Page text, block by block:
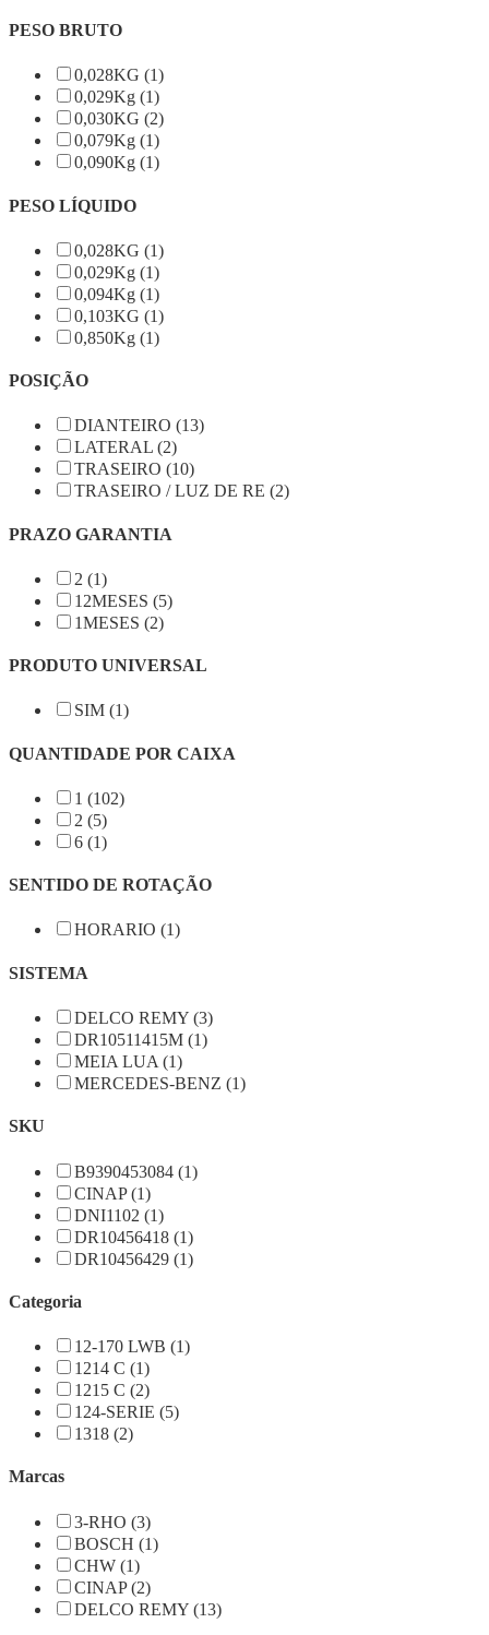
PESO BRUTO
0,028KG (1)
0,029Kg (1)
0,030KG (2)
0,079Kg (1)
0,090Kg (1)
PESO LÍQUIDO
0,028KG (1)
0,029Kg (1)
0,094Kg (1)
0,103KG (1)
0,850Kg (1)
POSIÇÃO
DIANTEIRO (13)
LATERAL (2)
TRASEIRO (10)
TRASEIRO / LUZ DE RE (2)
PRAZO GARANTIA
2 (1)
12MESES (5)
1MESES (2)
PRODUTO UNIVERSAL
SIM (1)
QUANTIDADE POR CAIXA
1 (102)
2 (5)
6 (1)
SENTIDO DE ROTAÇÃO
HORARIO (1)
SISTEMA
DELCO REMY (3)
DR10511415M (1)
MEIA LUA (1)
MERCEDES-BENZ (1)
SKU
B9390453084 (1)
CINAP (1)
DNI1102 (1)
DR10456418 (1)
DR10456429 (1)
Categoria
12-170 LWB (1)
1214 C (1)
1215 C (2)
124-SERIE (5)
1318 (2)
Marcas
3-RHO (3)
BOSCH (1)
CHW (1)
CINAP (2)
DELCO REMY (13)